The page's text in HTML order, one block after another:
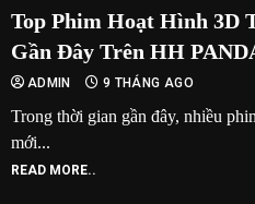
Top Phim Hoạt Hình 3D
Gần Đây Trên HH
ADMIN 9 THÁNG AGO
Trong thời gian gần đây, nhiều
mới...
READ MORE..